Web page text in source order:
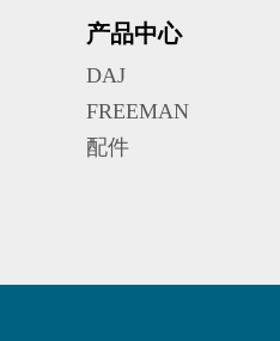
产品中心
DAJ
FREEMAN
配件